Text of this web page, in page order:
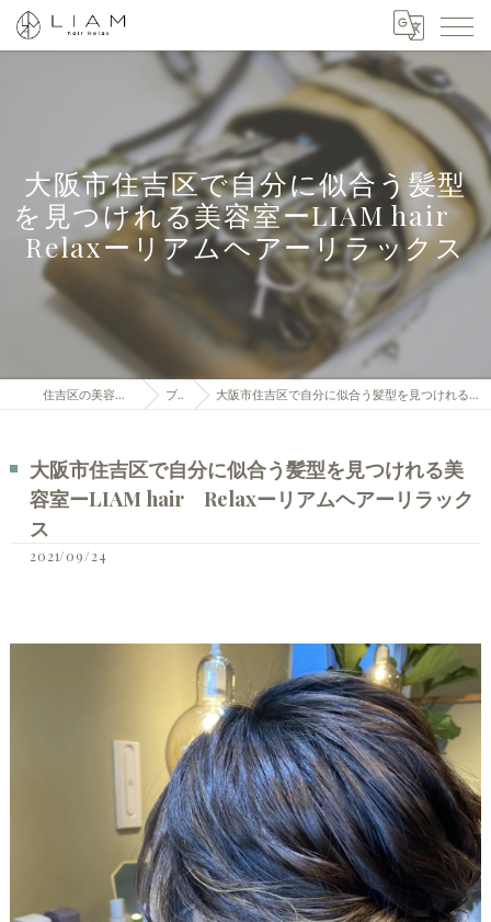
大阪市住吉区で自分に似合う髪型
を見つけれる美容室ーLIAM hair
Relaxーリアムヘアーリラックス
住吉区の美容室はLIAM hair Relax ブログ 大阪市住吉区で自分に似合う髪型を見つけれる美容室ーLIAM hair Relaxーリアムヘアーリラックス
大阪市住吉区で自分に似合う髪型を見つけれる美
容室ーLIAM hair Relaxーリアムヘアーリラック
ス
2021/09/24